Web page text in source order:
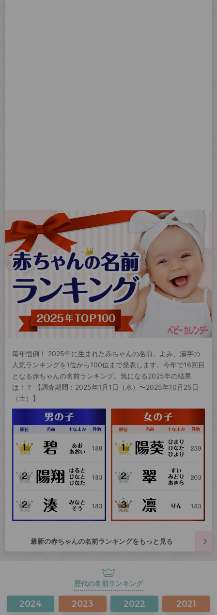
毎年恒例！ 2025年に生まれた赤ちゃんの名前、よみ、漢字の
人気ランキングを1位から100位まで発表します。今年で16回目
となる赤ちゃんの名前ランキング。気になる2025年の結果
は！？ 【調査期間：2025年1月1日（水）〜2025年10月25日
（土）】
最新の赤ちゃんの名前ランキングをもっと見る
歴代の名前ランキング
2024 2023 2022 2021